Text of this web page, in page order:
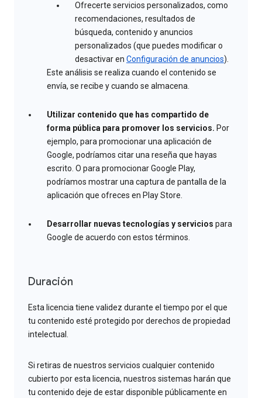
Ofrecerte servicios personalizados, como
recomendaciones, resultados de
búsqueda, contenido y anuncios
personalizados (que puedes modificar o
desactivar en Configuración de anuncios).
Este análisis se realiza cuando el contenido se
envía, se recibe y cuando se almacena.
Utilizar contenido que has compartido de
forma pública para promover los servicios. Por
ejemplo, para promocionar una aplicación de
Google, podríamos citar una reseña que hayas
escrito. O para promocionar Google Play,
podríamos mostrar una captura de pantalla de la
aplicación que ofreces en Play Store.
Desarrollar nuevas tecnologías y servicios para
Google de acuerdo con estos términos.
Duración
Esta licencia tiene validez durante el tiempo por el que
tu contenido esté protegido por derechos de propiedad
intelectual.
Si retiras de nuestros servicios cualquier contenido
cubierto por esta licencia, nuestros sistemas harán que
tu contenido deje de estar disponible públicamente en